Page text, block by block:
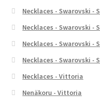
Necklaces - Swarovski -
Necklaces - Swarovski -
Necklaces - Swarovski -
Necklaces - Swarovski -
Necklaces - Vittoria
Nenäkoru - Vittoria